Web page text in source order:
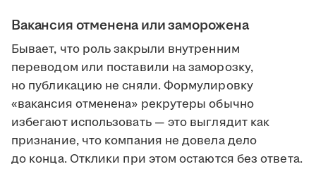
Вакансия отменена или заморожена
Бывает, что роль закрыли внутренним
переводом или поставили на заморозку,
но публикацию не сняли. Формулировку
«вакансия отменена» рекрутеры обычно
избегают использовать — это выглядит как
признание, что компания не довела дело
до конца. Отклики при этом остаются без ответа.